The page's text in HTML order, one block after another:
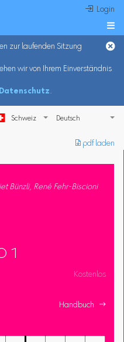
 Login

zur laufenden Sitzung
wir von Ihrem Einverständnis
Datenschutz.
Schweiz
︎ pdf laden
Bünzli, René Fehr-Biscioni
1
Kostenlos
Handbuch 